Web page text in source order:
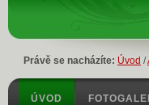
Právě se nacházíte: Úvod /
ÚVOD